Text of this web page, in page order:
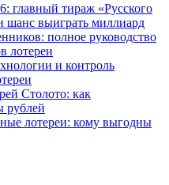
главный тираж «Русского
шанс выиграть миллиард
полное руководство
лотереи
и контроль
Столото: как
рублей
лотереи: кому выгодны